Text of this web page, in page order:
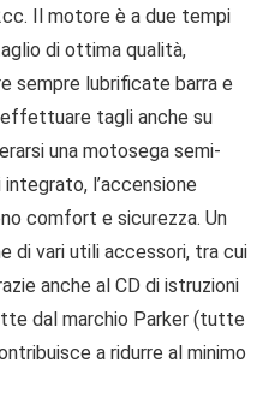
Il motore è a due tempi
di ottima qualità,
sempre lubrificate barra e
tagli anche su
una motosega semi-
l’accensione
comfort e sicurezza. Un
di vari utili accessori, tra cui
anche al CD di istruzioni
dal marchio Parker (tutte
a ridurre al minimo